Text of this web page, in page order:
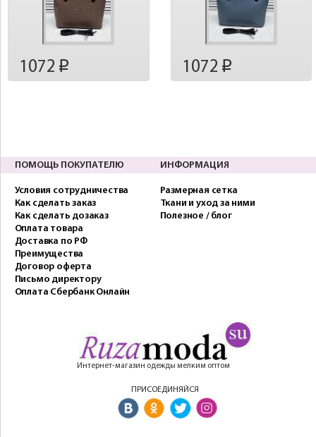
1072 p 1072 p
ПОМОЩЬ ПОКУПАТЕЛЮ
Условия сотрудничества
Как сделать заказ
Как сделать дозаказ
Оплата товара
Доставка по РФ
Преимущества
Договор оферта
Письмо директору
Оплата Сбербанк Онлайн
ИНФОРМАЦИЯ
Размерная сетка
Ткани и уход за ними
Полезное / блог
Интернет-магазин одежды мелким оптом
ПРИСОЕДИНЯЙСЯ